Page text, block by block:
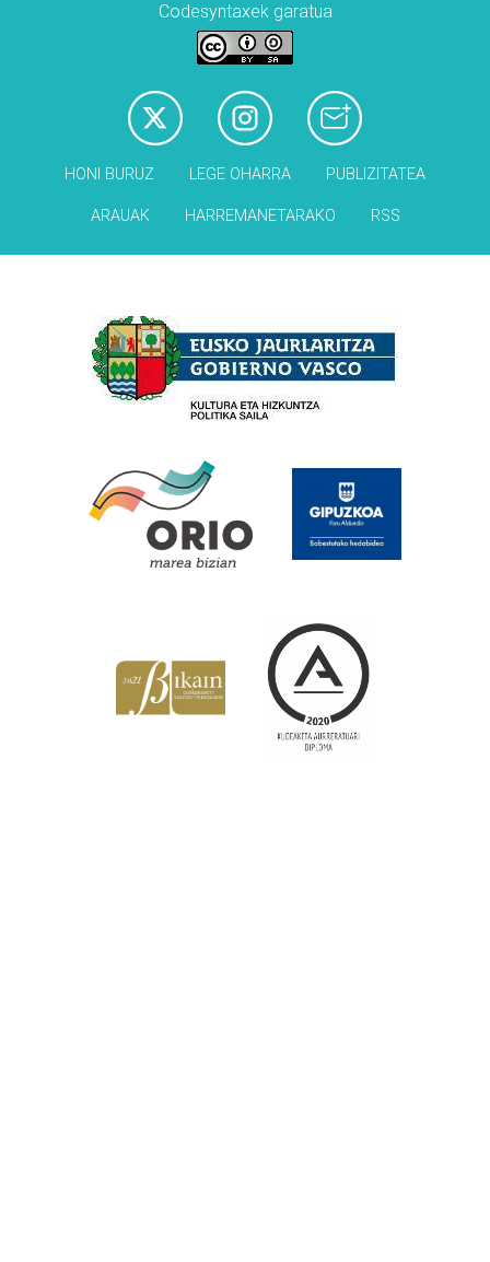
Codesyntaxek garatua
HONI BURUZ LEGE OHARRA PUBLIZITATEA
ARAUAK HARREMANETARAKO RSS